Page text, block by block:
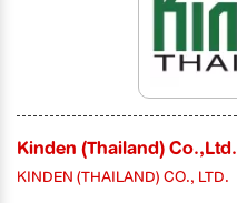
Kinden (Thailand) Co.,Ltd.
KINDEN (THAILAND) CO., LTD.